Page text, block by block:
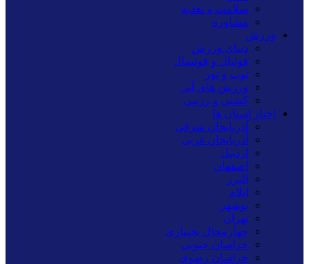
سلامت و تغذیه
مشاوره
ورزش
دنیای ورزش
فوتبال و فوتسال
توپ و تور
ورزش های آبی
کشتی و رزمی
اخبار استان ها
آذربایجان شرقی
آذربایجان غربی
اردبیل
اصفهان
البرز
ایلام
بوشهر
تهران
چهارمحال بختیاری
خراسان جنوبی
خراسان رضوی